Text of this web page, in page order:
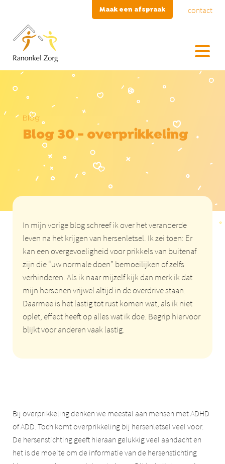
Maak een afspraak contact
Blog
Blog 30 - overprikkeling
In mijn vorige blog schreef ik over het veranderde
leven na het krijgen van hersenletsel. Ik zei toen: Er
kan een overgevoeligheid voor prikkels van buitenaf
zijn die “uw normale doen” bemoeilijken of zelfs
verhinderen. Als ik naar mijzelf kijk dan merk ik dat
mijn hersenen vrijwel altijd in de overdrive staan.
Daarmee is het lastig tot rust komen wat, als ik niet
oplet, effect heeft op alles wat ik doe. Begrip hiervoor
blijkt voor anderen vaak lastig.
Bij overprikkeling denken we meestal aan mensen met ADHD
of ADD. Toch komt overprikkeling bij hersenletsel veel voor.
De hersenstichting geeft hieraan gelukkig veel aandacht en
het is de moeite om de informatie van de hersenstichting